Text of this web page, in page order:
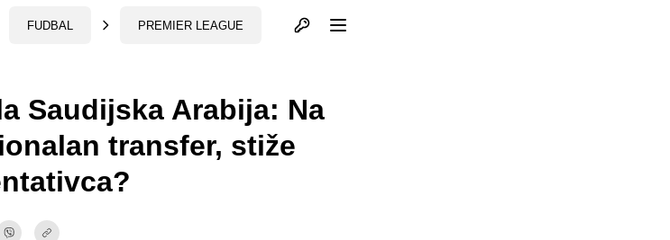
FUDBAL PREMIER LEAGUE Otvori profil
Saudijska Arabija: Na
transfer, stiže